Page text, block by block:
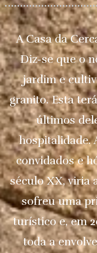
A Casa da
Diz-se que o
jardim e
granito. Esta
últimos
hospitalidade.
convidados e
século XX, viria
sofreu uma
turístico e, em
toda a